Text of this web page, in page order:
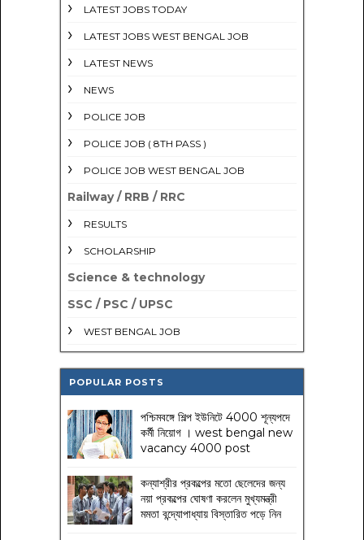
LATEST JOBS TODAY
LATEST JOBS WEST BENGAL JOB
LATEST NEWS
NEWS
POLICE JOB
POLICE JOB ( 8TH PASS )
POLICE JOB WEST BENGAL JOB
Railway / RRB / RRC
RESULTS
SCHOLARSHIP
Science & technology
SSC / PSC / UPSC
WEST BENGAL JOB
POPULAR POSTS
পশ্চিমবঙ্গে শিল্প ইউনিটে 4000 শূন্যপদে
কর্মী নিয়োগ । west bengal new
vacancy 4000 post
কন্যাশ্রীর প্রকল্পের মতো ছেলেদের জন্য
নয়া প্রকল্পের ঘোষণা করলেন মুখ্যমন্ত্রী
মমতা বন্দ্যোপাধ্যায় বিস্তারিত পড়ে নিন